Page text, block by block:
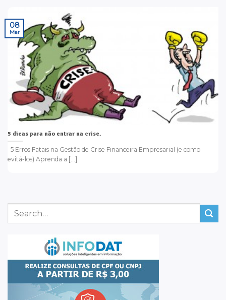
5 dicas para não entrar na crise.
5 Erros Fatais na Gestão de Crise Financeira Empresarial (e como
evitá-los) Aprenda a [...]
08
Mar